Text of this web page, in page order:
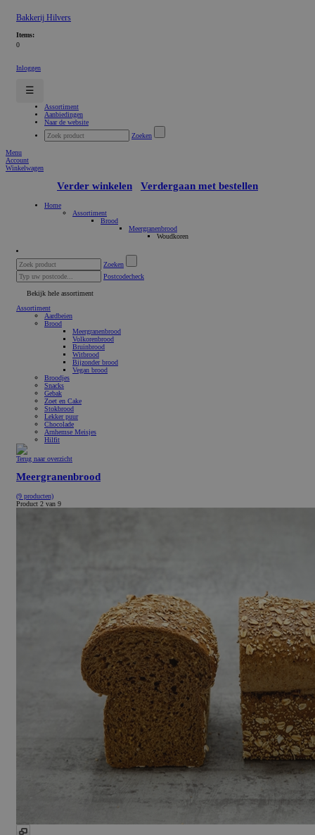
Bakkerij Hilvers
Items:
0
Inloggen
☰
Assortiment
Aanbiedingen
Naar de website
Zoeken
Menu
Account
Winkelwagen
Verder winkelen Verdergaan met bestellen
Home
Assortiment
Brood
Meergranenbrood
Woudkoren
Zoeken
Postcodecheck
Bekijk hele assortiment
Assortiment
Aardbeien
Brood
Meergranenbrood
Volkorenbrood
Bruinbrood
Witbrood
Bijzonder brood
Vegan brood
Broodjes
Snacks
Gebak
Zoet en Cake
Stokbrood
Lekker puur
Chocolade
Arnhemse Meisjes
Hilfit
Terug naar overzicht
Meergranenbrood
(9 producten)
Product 2 van 9